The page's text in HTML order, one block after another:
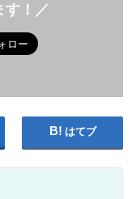
す！／
はてブ